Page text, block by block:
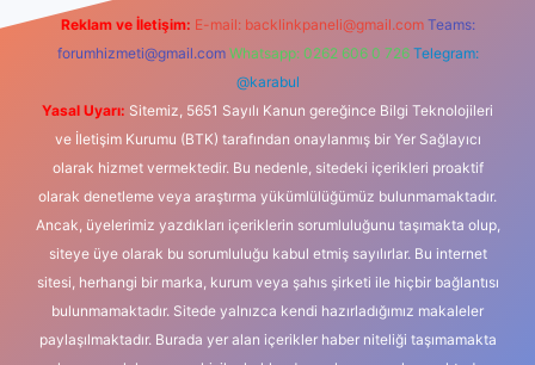
Reklam ve İletişim: E-mail: backlinkpaneli@gmail.com Teams:
forumhizmeti@gmail.com Whatsapp: 0262 606 0 726 Telegram:
@karabul
Yasal Uyarı: Sitemiz, 5651 Sayılı Kanun gereğince Bilgi Teknolojileri
ve İletişim Kurumu (BTK) tarafından onaylanmış bir Yer Sağlayıcı
olarak hizmet vermektedir. Bu nedenle, sitedeki içerikleri proaktif
olarak denetleme veya araştırma yükümlülüğümüz bulunmamaktadır.
Ancak, üyelerimiz yazdıkları içeriklerin sorumluluğunu taşımakta olup,
siteye üye olarak bu sorumluluğu kabul etmiş sayılırlar. Bu internet
sitesi, herhangi bir marka, kurum veya şahıs şirketi ile hiçbir bağlantısı
bulunmamaktadır. Sitede yalnızca kendi hazırladığımız makaleler
paylaşılmaktadır. Burada yer alan içerikler haber niteliği taşımamakta